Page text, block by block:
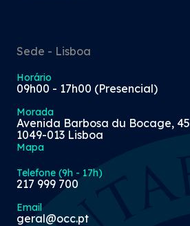
Sede - Lisboa
Horário
09h00 - 17h00 (Presencial)
Morada
Avenida Barbosa du Bocage, 45
1049-013 Lisboa
Mapa
Telefone (9h - 17h)
217 999 700
Email
geral@occ.pt